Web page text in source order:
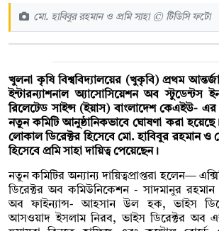
মো. হাবিবুর রহমান ও প্রমি সাহা © টিডিসি ফটো
খুলনা কৃষি বিশ্ববিদ্যালয়ের (খুকৃবি) প্রথম
ইন্টারন্যাশনাল অ্যাসোসিয়েশন অব স্টুডেন্টস
রিলেটেড সাইন্স (ইয়াস) বাংলাদেশ কেএইউ- এর
নতুন কমিটি আনুষ্ঠানিকভাবে ঘোষণা করা
লোকাল ডিরেক্টর হিসেবে মো. হাবিবুর রহমান ও
হিসেবে প্রমি সাহা দায়িত্ব পেয়েছেন।
নতুন কমিটির অন্যান্য দায়িত্বপ্রাপ্তরা হলেন—
ডিরেক্টর অব কমিউনিকেশন - সাদমানুর রহমান
অব ফাইন্যান্স- আহসান উল হক, ভাইস
আসওয়াদ ইসলাম নিরব, ভাইস ডিরেক্টর অব